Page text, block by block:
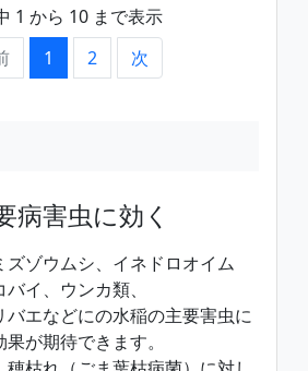
1 から 10 まで表示
1 2 次
病害虫に効く
ズゾウムシ、イネドロオイム
イ、ウンカ類、
バエなどにの水稲の主要害虫に
が期待できます。